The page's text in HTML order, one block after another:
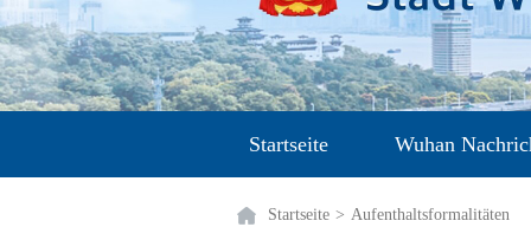
Startseite Wuhan
Startseite > Aufenthaltsformalitäten